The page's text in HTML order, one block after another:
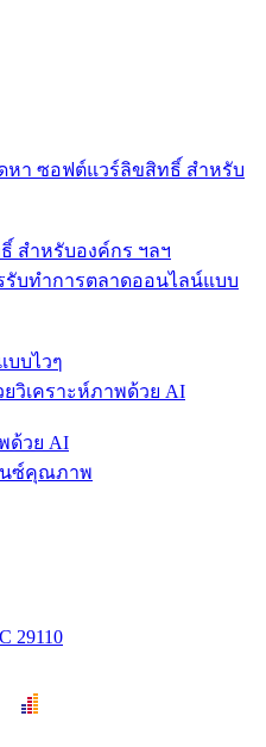
สำหรับองค์กร ฯลฯ
บบไวๆ
ด้วย AI